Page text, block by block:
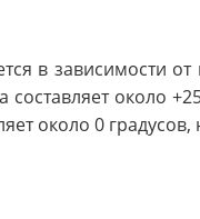
в зависимости
составляет около
около 0